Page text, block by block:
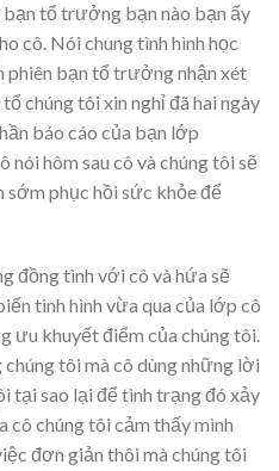
bạn tổ trưởng bạn nào bạn ấy
cô. Nói chung tình hình học
bạn tổ trưởng nhận xét
chúng tôi xin nghỉ đã hai ngày
báo cáo của bạn lớp
hôm sau cô và chúng tôi sẽ
sớm phục hồi sức khỏe để
đồng tình với cô và hứa sẽ
tình hình vừa qua của lớp cô
ưu khuyết điểm của chúng tôi.
tôi mà cô dùng những lời
tại sao lại để tình trạng đó xảy
cô chúng tôi cảm thấy mình
đơn giản thôi mà chúng tôi